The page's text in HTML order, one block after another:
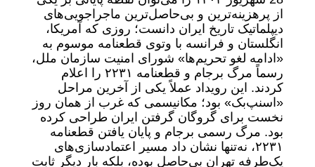
از پرهزینه‌ترین و بی‌حاصل‌ترین ماجراجویی‌های
دیپلماتیک تاریخ ایران دانست؛ روزی که آمریکا،
انگلستان و فرانسه با وتوی قطعنامه موسوم به
«ادامه لغو تحریم‌ها» شورای امنیت سازمان ملل،
رسماً مرگ برجام و قطعنامه ۲۲۳۱ را اعلام
کردند. این رویداد عملاً یکی از آخرین مراحل
«اسنپ‌بک» بود؛ مکانیسمی که غرب از همان روز
نخست برای گروگان گرفتن ایران طراحی کرده
بود. مرگ رسمی برجام و پایان یافتن قطعنامه
۲۲۳۱، نه‌تنها نشان داد مسیر اعتمادسازی‌های
یک‌طرفه تهران بی‌حاصل بوده، بلکه بار دیگر ثابت